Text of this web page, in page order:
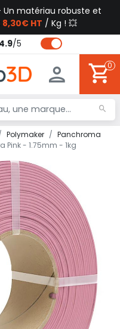
Un matériau robuste et
8,30€ HT / Kg ! 💥
4.9/5
0
Polymaker
Panchroma
Pink - 1.75mm - 1kg